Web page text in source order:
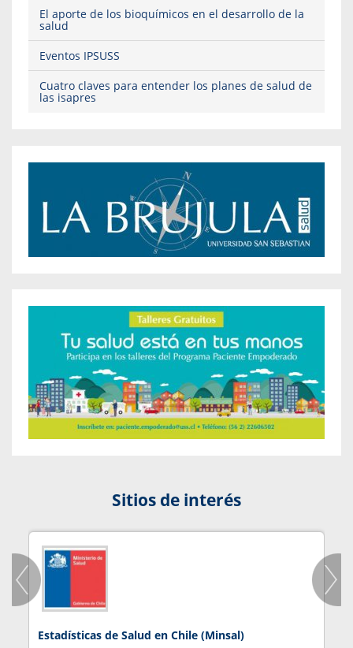
El aporte de los bioquímicos en el desarrollo de la
salud
Eventos IPSUSS
Cuatro claves para entender los planes de salud de
las isapres
Sitios de interés
Estadísticas de Salud en Chile (Minsal)